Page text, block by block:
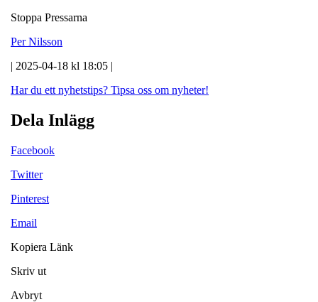
Stoppa Pressarna
Per Nilsson
| 2025-04-18 kl 18:05 |
Har du ett nyhetstips? Tipsa oss om nyheter!
Dela Inlägg
Facebook
Twitter
Pinterest
Email
Kopiera Länk
Skriv ut
Avbryt